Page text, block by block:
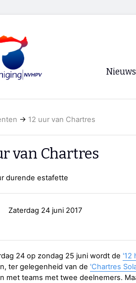
Nieuws
→ 12 uur van Chartres
van Chartres
durende estafette
Zaterdag 24 juni 2017
24 op zondag 25 juni wordt de '12
ter gelegenheid van de 'Chartres
met teams met twee deelnemers.